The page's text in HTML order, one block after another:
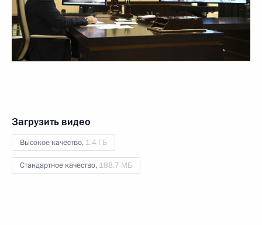
Загрузить видео
Высокое качество, 1.4 ГБ
Стандартное качество, 188.7 МБ